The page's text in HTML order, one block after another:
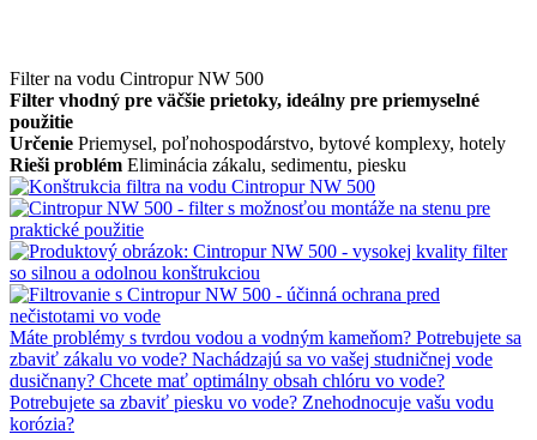
Filter na vodu Cintropur NW 500
Filter vhodný pre väčšie prietoky, ideálny pre priemyselné
použitie
Určenie Priemysel, poľnohospodárstvo, bytové komplexy, hotely
Rieši problém Eliminácia zákalu, sedimentu, piesku
Máte problémy s tvrdou vodou a vodným kameňom? Potrebujete sa
zbaviť zákalu vo vode? Nachádzajú sa vo vašej studničnej vode
dusičnany? Chcete mať optimálny obsah chlóru vo vode?
Potrebujete sa zbaviť piesku vo vode? Znehodnocuje vašu vodu
korózia?